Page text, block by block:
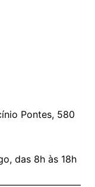
Pontes, 580
das 8h às 18h